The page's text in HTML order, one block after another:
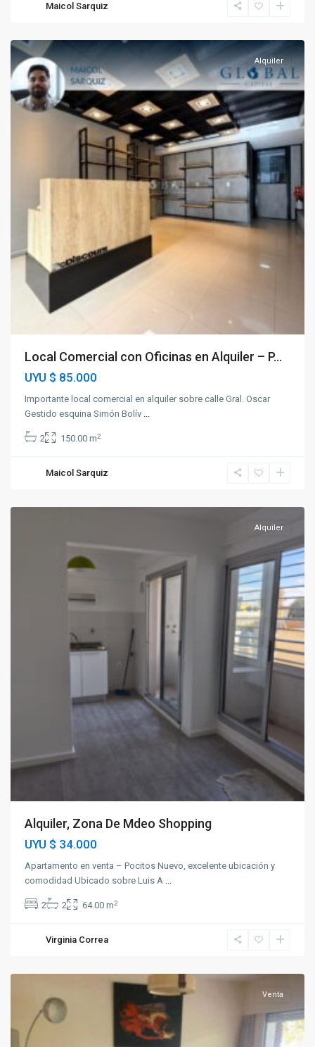
Maicol Sarquiz
Alquiler
Local Comercial con Oficinas en Alquiler – P...
UYU $ 85.000
Importante local comercial en alquiler sobre calle Gral. Oscar
Gestido esquina Simón Bolív ...
2 150.00 m2
Maicol Sarquiz
Alquiler
Alquiler, Zona De Mdeo Shopping
UYU $ 34.000
Apartamento en venta – Pocitos Nuevo, excelente ubicación y
comodidad Ubicado sobre Luis A ...
2 2 64.00 m2
Virginia Correa
Venta